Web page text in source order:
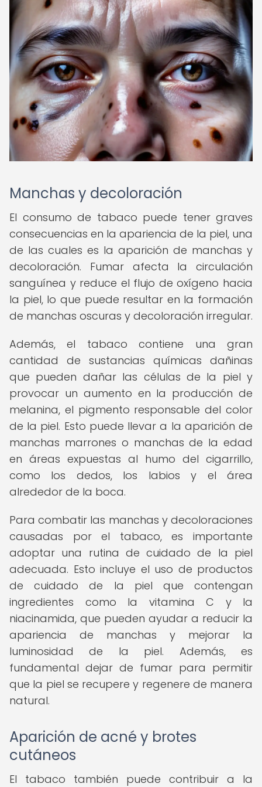
Manchas y decoloración
El consumo de tabaco puede tener graves
consecuencias en la apariencia de la piel, una
de las cuales es la aparición de manchas y
decoloración. Fumar afecta la circulación
sanguínea y reduce el flujo de oxígeno hacia
la piel, lo que puede resultar en la formación
de manchas oscuras y decoloración irregular.
Además, el tabaco contiene una gran
cantidad de sustancias químicas dañinas
que pueden dañar las células de la piel y
provocar un aumento en la producción de
melanina, el pigmento responsable del color
de la piel. Esto puede llevar a la aparición de
manchas marrones o manchas de la edad
en áreas expuestas al humo del cigarrillo,
como los dedos, los labios y el área
alrededor de la boca.
Para combatir las manchas y decoloraciones
causadas por el tabaco, es importante
adoptar una rutina de cuidado de la piel
adecuada. Esto incluye el uso de productos
de cuidado de la piel que contengan
ingredientes como la vitamina C y la
niacinamida, que pueden ayudar a reducir la
apariencia de manchas y mejorar la
luminosidad de la piel. Además, es
fundamental dejar de fumar para permitir
que la piel se recupere y regenere de manera
natural.
Aparición de acné y brotes
cutáneos
El tabaco también puede contribuir a la